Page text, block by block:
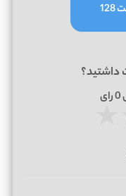
داشتید؟
0رای